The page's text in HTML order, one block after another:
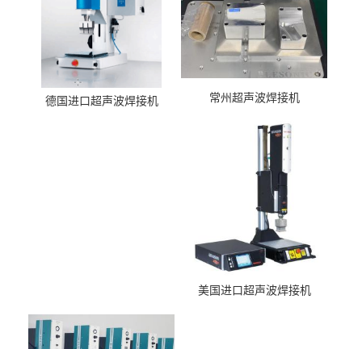
德国进口超声波焊接机 常州超声波焊接机
美国进口超声波焊接机